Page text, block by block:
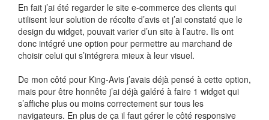
En fait j’ai été regarder le site e-commerce des clients qui
utilisent leur solution de récolte d’avis et j’ai constaté que le
design du widget, pouvait varier d’un site à l’autre. Ils ont
donc intégré une option pour permettre au marchand de
choisir celui qui s’intégrera mieux à leur visuel.
De mon côté pour King-Avis j’avais déjà pensé à cette option,
mais pour être honnête j’ai déjà galéré à faire 1 widget qui
s’affiche plus ou moins correctement sur tous les
navigateurs. En plus de ça il faut gérer le côté responsive